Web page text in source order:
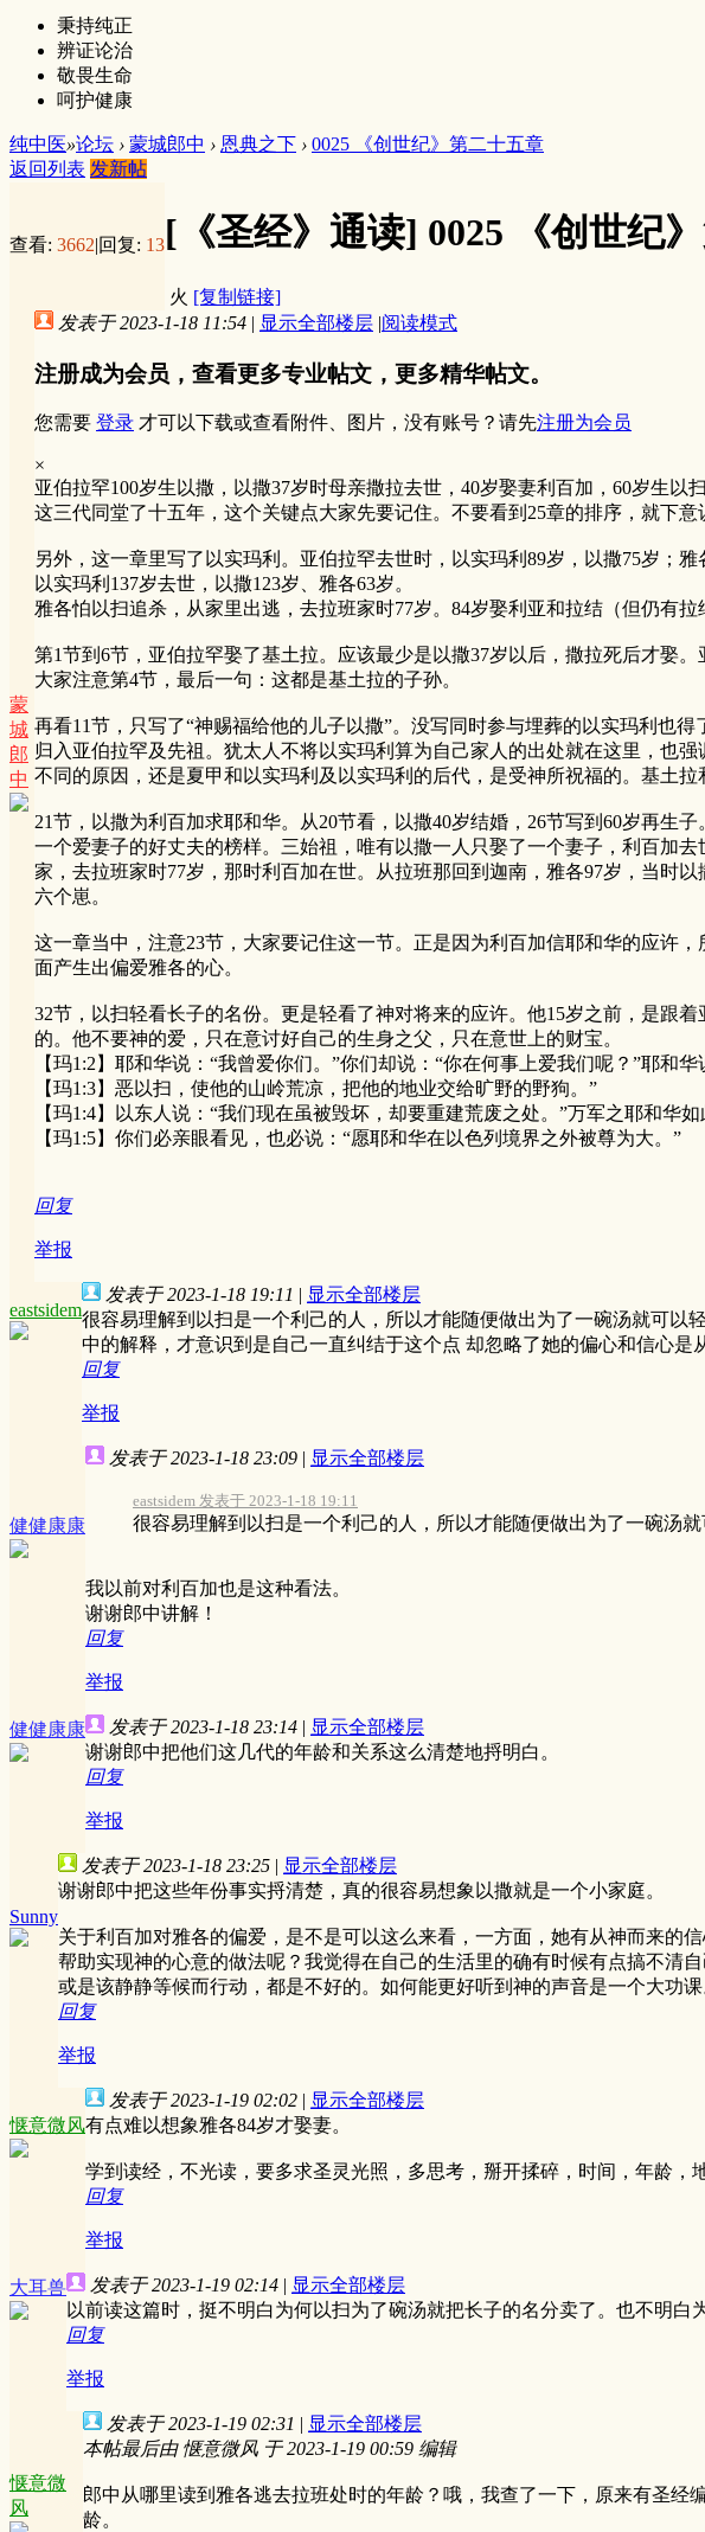
秉持纯正
辨证论治
敬畏生命
呵护健康
纯中医»论坛 › 蒙城郎中 › 恩典之下 › 0025 《创世纪》第二十五章
返回列表 发新帖
查看: 3662|回复: 13[《圣经》通读] 0025 《创世纪
火 [复制链接]
蒙
城
郎
中
发表于 2023-1-18 11:54 | 显示全部楼层 |阅读模式
注册成为会员，查看更多专业帖文，更多精华帖文。
您需要 登录 才可以下载或查看附件、图片，没有账号？请先注册为会员
×
亚伯拉罕100岁生以撒，以撒37岁时母亲撒拉去世，40岁娶妻利百加，60岁生以
这三代同堂了十五年，这个关键点大家先要记住。不要看到25章的排序，就下
另外，这一章里写了以实玛利。亚伯拉罕去世时，以实玛利89岁，以撒75岁；雅
以实玛利137岁去世，以撒123岁、雅各63岁。
雅各怕以扫追杀，从家里出逃，去拉班家时77岁。84岁娶利亚和拉结（但仍有拉
第1节到6节，亚伯拉罕娶了基土拉。应该最少是以撒37岁以后，撒拉死后才娶。
大家注意第4节，最后一句：这都是基土拉的子孙。
再看11节，只写了“神赐福给他的儿子以撒”。没写同时参与埋葬的以实玛利也
归入亚伯拉罕及先祖。犹太人不将以实玛利算为自己家人的出处就在这里，也
不同的原因，还是夏甲和以实玛利及以实玛利的后代，是受神所祝福的。基土拉
21节，以撒为利百加求耶和华。从20节看，以撒40岁结婚，26节写到60岁再生
一个爱妻子的好丈夫的榜样。三始祖，唯有以撒一人只娶了一个妻子，利百加
家，去拉班家时77岁，那时利百加在世。从拉班那回到迦南，雅各97岁，当时
六个崽。
这一章当中，注意23节，大家要记住这一节。正是因为利百加信耶和华的应许
面产生出偏爱雅各的心。
32节，以扫轻看长子的名份。更是轻看了神对将来的应许。他15岁之前，是跟
的。他不要神的爱，只在意讨好自己的生身之父，只在意世上的财宝。
【玛1:2】耶和华说：“我曾爱你们。”你们却说：“你在何事上爱我们呢？”耶和
【玛1:3】恶以扫，使他的山岭荒凉，把他的地业交给旷野的野狗。”
【玛1:4】以东人说：“我们现在虽被毁坏，却要重建荒废之处。”万军之耶和
【玛1:5】你们必亲眼看见，也必说：“愿耶和华在以色列境界之外被尊为大。”
回复
举报
eastsidem
发表于 2023-1-18 19:11 | 显示全部楼层
很容易理解到以扫是一个利己的人，所以才能随便做出为了一碗汤就可
中的解释，才意识到是自己一直纠结于这个点 却忽略了她的偏心和信心是
回复
举报
健健康康
发表于 2023-1-18 23:09 | 显示全部楼层
eastsidem 发表于 2023-1-18 19:11
很容易理解到以扫是一个利己的人，所以才能随便做出为了一碗汤
我以前对利百加也是这种看法。
谢谢郎中讲解！
回复
举报
健健康康 发表于 2023-1-18 23:14 | 显示全部楼层
谢谢郎中把他们这几代的年龄和关系这么清楚地捋明白。
回复
举报
Sunny
发表于 2023-1-18 23:25 | 显示全部楼层
谢谢郎中把这些年份事实捋清楚，真的很容易想象以撒就是一个小家庭。
关于利百加对雅各的偏爱，是不是可以这么来看，一方面，她有从神而来的
帮助实现神的心意的做法呢？我觉得在自己的生活里的确有时候有点搞不清
或是该静静等候而行动，都是不好的。如何能更好听到神的声音是一个大功课
回复
举报
惬意微风
发表于 2023-1-19 02:02 | 显示全部楼层
有点难以想象雅各84岁才娶妻。
学到读经，不光读，要多求圣灵光照，多思考，掰开揉碎，时间，年龄，
回复
举报
大耳兽 发表于 2023-1-19 02:14 | 显示全部楼层
以前读这篇时，挺不明白为何以扫为了碗汤就把长子的名分卖了。也不明
回复
举报
惬意微
风
发表于 2023-1-19 02:31 | 显示全部楼层
本帖最后由 惬意微风 于 2023-1-19 00:59 编辑
郎中从哪里读到雅各逃去拉班处时的年龄？哦，我查了一下，原来有圣
龄。